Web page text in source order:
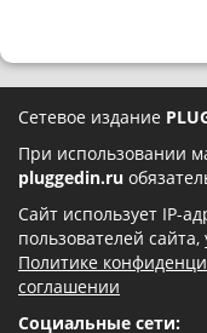
Сетевое издание
При использовании
pluggedin.ru
Сайт использует IP-
пользователей
Политике
соглашении
Социальные сети: